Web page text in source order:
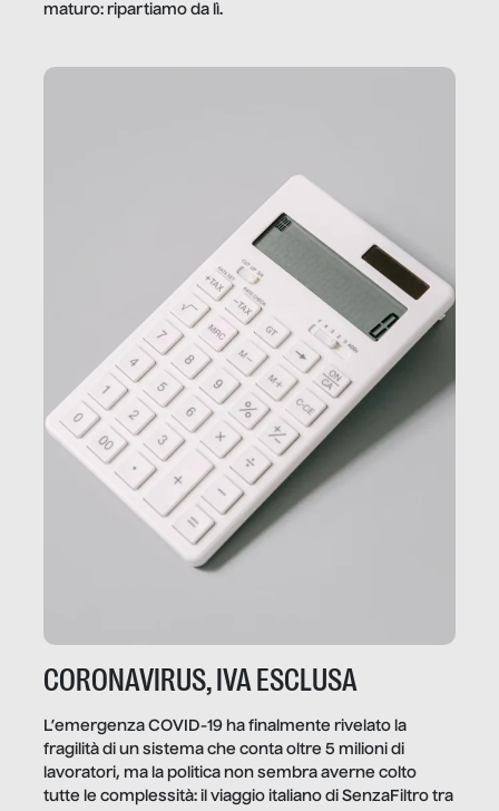
maturo: ripartiamo da lì.
CORONAVIRUS, IVA ESCLUSA
L’emergenza COVID-19 ha finalmente rivelato la
fragilità di un sistema che conta oltre 5 milioni di
lavoratori, ma la politica non sembra averne colto
tutte le complessità: il viaggio italiano di SenzaFiltro tra